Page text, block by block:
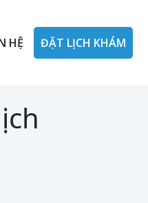
HỆ ĐẶT LỊCH KHÁM